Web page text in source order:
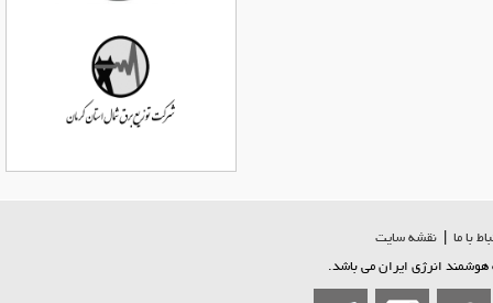
با ما
نقشه سایت
انرژی ایران می باشد.